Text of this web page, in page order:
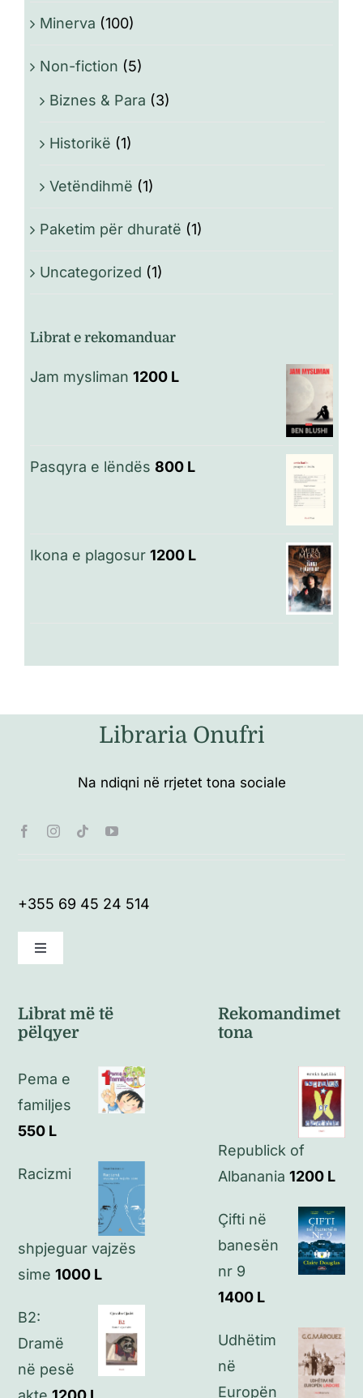
Minerva (100)
Non-fiction (5)
Biznes & Para (3)
Historikë (1)
Vetëndihmë (1)
Paketim për dhuratë (1)
Uncategorized (1)
Librat e rekomanduar
Jam mysliman 1200 L
Pasqyra e lëndës 800 L
Ikona e plagosur 1200 L
Libraria Onufri
Na ndiqni në rrjetet tona sociale
+355 69 45 24 514
Toggle
Politikat e kthimeve
Politikat e privatësisë
Kontakt
Librat më të
pëlqyer
Pema e
familjes
550 L
Racizmi
shpjeguar vajzës
sime 1000 L
B2:
Dramë
në pesë
Rekomandimet
tona
Republick of
Albanania 1200 L
Çifti në
banesën
nr 9
1400 L
Udhëtim
në
Europën